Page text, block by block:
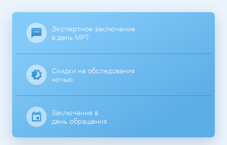
Экспертное заключение
в день МРТ
Скидки на обследования
ночью
Заключение в
день обращения